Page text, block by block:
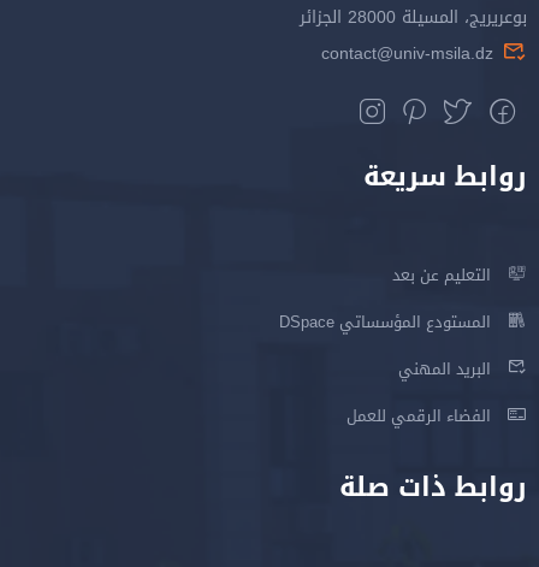
بوعريريج، المسيلة 28000 الجزائر
contact@univ-msila.dz
روابط سريعة
التعليم عن بعد
المستودع المؤسساتي DSpace
البريد المهني
الفضاء الرقمي للعمل
روابط ذات صلة